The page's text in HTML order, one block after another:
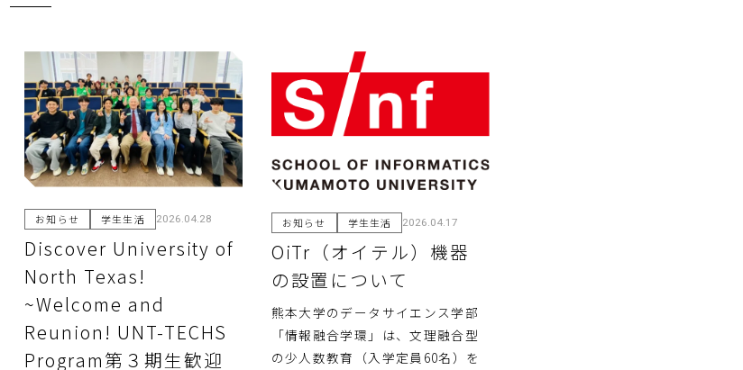
お知らせ 学生生活 2026.04.28
Discover University of
North Texas!
~Welcome and
Reunion! UNT-TECHS
Program第３期生歓迎
お知らせ 学生生活 2026.04.17
OiTr（オイテル）機器
の設置について
熊本大学のデータサイエンス学部
「情報融合学環」は、文理融合型
の少人数教育（入学定員60名）を